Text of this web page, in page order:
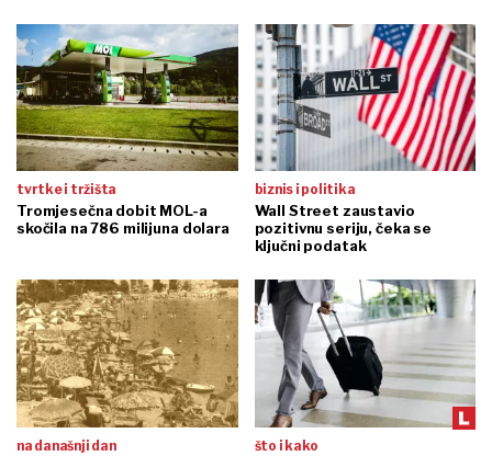
tvrtke i tržišta
Tromjesečna dobit MOL-a
skočila na 786 milijuna dolara
biznis i politika
Wall Street zaustavio
pozitivnu seriju, čeka se
ključni podatak
na današnji dan što i kako